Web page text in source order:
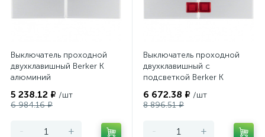
Выключатель проходной
двухклавишный Berker K
алюминий
5 238.12 ₽ /шт
6 984.16 ₽
- +
Выключатель проходной
двухклавишный с
подсветкой Berker K
6 672.38 ₽ /шт
8 896.51 ₽
- +